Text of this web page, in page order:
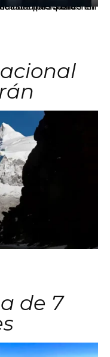
en comercio, educación, salud e industria pesquera.
de 7